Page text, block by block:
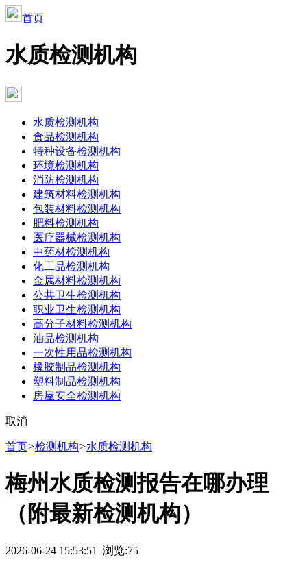
首页
水质检测机构
水质检测机构
食品检测机构
特种设备检测机构
环境检测机构
消防检测机构
建筑材料检测机构
包装材料检测机构
肥料检测机构
医疗器械检测机构
中药材检测机构
化工品检测机构
金属材料检测机构
公共卫生检测机构
职业卫生检测机构
高分子材料检测机构
油品检测机构
一次性用品检测机构
橡胶制品检测机构
塑料制品检测机构
房屋安全检测机构
取消
首页>检测机构>水质检测机构
梅州水质检测报告在哪办理
（附最新检测机构）
2026-06-24 15:53:51 浏览:75